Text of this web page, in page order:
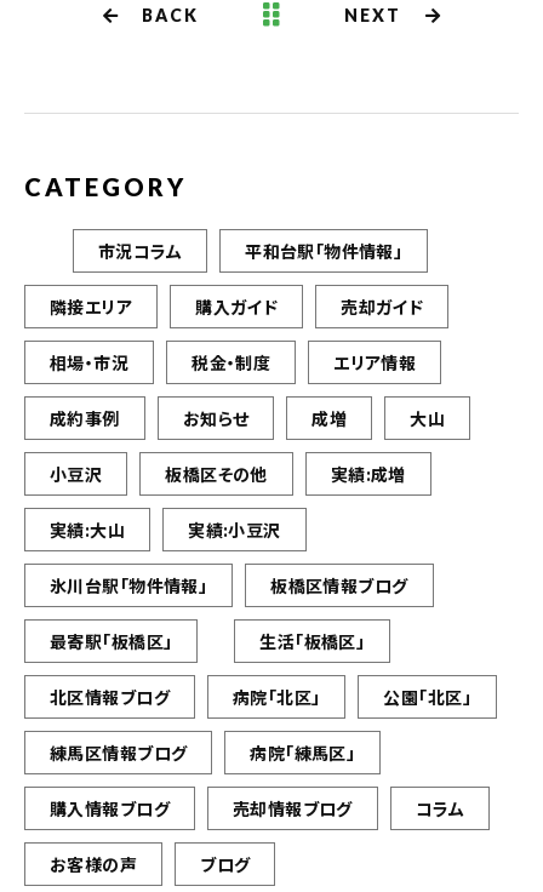
BACK NEXT
CATEGORY
市況コラム 平和台駅「物件情報」
隣接エリア 購入ガイド 売却ガイド
相場・市況 税金・制度 エリア情報
成約事例 お知らせ 成増 大山
小豆沢 板橋区その他 実績:成増
実績:大山 実績:小豆沢
氷川台駅「物件情報」 板橋区情報ブログ
最寄駅「板橋区」 生活「板橋区」
北区情報ブログ 病院「北区」 公園「北区」
練馬区情報ブログ 病院「練馬区」
購入情報ブログ 売却情報ブログ コラム
お客様の声 ブログ